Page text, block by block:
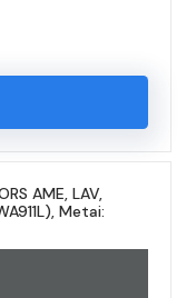
AME, LAV,
Metai: